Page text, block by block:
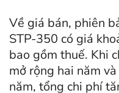
Về giá bán, phiên
STP-350 có giá
bao gồm thuế. Khi
mở rộng hai năm
năm, tổng chi phí